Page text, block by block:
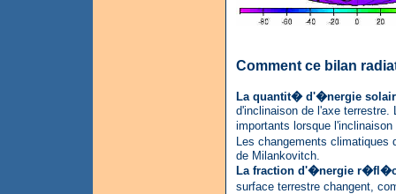
Comment ce bilan
La quantit� d'�nergie
d'inclinaison de l'axe
importants lorsque
Les changements
de Milankovitch.
La fraction d'�nergie
surface terrestre changent,